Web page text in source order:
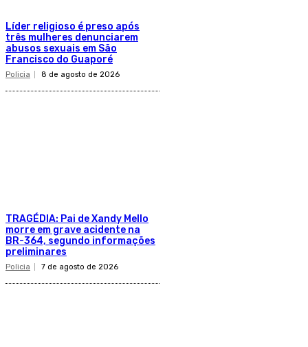
Líder religioso é preso após
três mulheres denunciarem
abusos sexuais em São
Francisco do Guaporé
Policia 8 de agosto de 2026
TRAGÉDIA: Pai de Xandy Mello
morre em grave acidente na
BR-364, segundo informações
preliminares
Policia 7 de agosto de 2026